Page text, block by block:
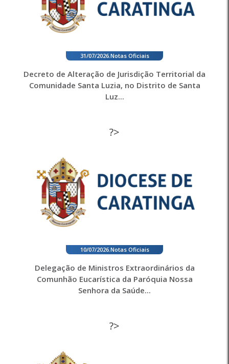
31/07/2026. Notas Oficiais
Decreto de Alteração de Jurisdição Territorial da
Comunidade Santa Luzia, no Distrito de Santa
Luz...
?>
10/07/2026. Notas Oficiais
Delegação de Ministros Extraordinários da
Comunhão Eucarística da Paróquia Nossa
Senhora da Saúde...
?>